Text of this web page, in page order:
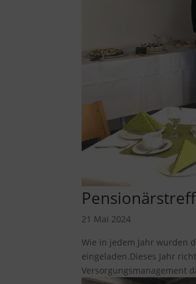
21 Mai 2024
Wie in jedem Jahr wurden
eingeladen.Dieses Jahr
Versorgungsmanagement